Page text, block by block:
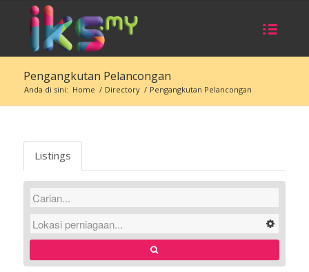
Pengangkutan Pelancongan
Anda di sini: Home / Directory / Pengangkutan Pelancongan
Listings